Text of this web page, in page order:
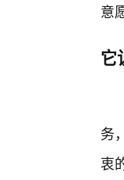
意
它
务
衷